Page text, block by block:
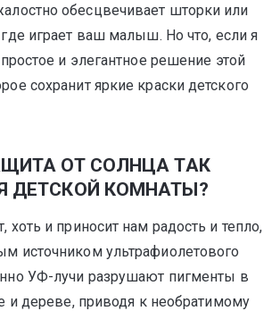
обесцвечивает шторки или
играет ваш малыш. Но что, если я
и элегантное решение этой
сохранит яркие краски детского
ОТ СОЛНЦА ТАК
ДЕТСКОЙ КОМНАТЫ?
хоть и приносит нам радость и тепло,
источником ультрафиолетового
УФ-лучи разрушают пигменты в
и дереве, приводя к необратимому